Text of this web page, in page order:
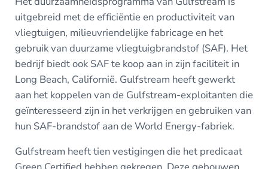
uitgebreid met de efficiëntie en productiviteit van
vliegtuigen, milieuvriendelijke fabricage en het
gebruik van duurzame vliegtuigbrandstof (SAF). Het
bedrijf biedt ook SAF te koop aan in zijn faciliteit in
Long Beach, Californië. Gulfstream heeft gewerkt
aan het koppelen van de Gulfstream-exploitanten die
geïnteresseerd zijn in het verkrijgen en gebruiken van
hun SAF-brandstof aan de World Energy-fabriek.
Gulfstream heeft tien vestigingen die het predicaat